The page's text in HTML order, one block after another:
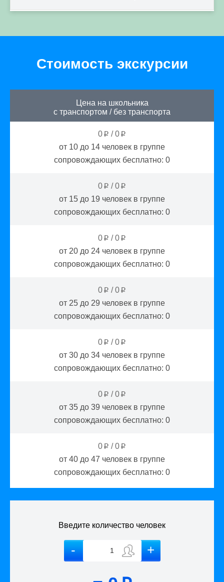
Стоимость экскурсии
Цена на школьника
с транспортом / без транспорта
0 p /0 p
от 10 до 14 человек в группе
сопровождающих бесплатно: 0
0 p /0 p
от 15 до 19 человек в группе
сопровождающих бесплатно: 0
0 p /0 p
от 20 до 24 человек в группе
сопровождающих бесплатно: 0
0 p /0 p
от 25 до 29 человек в группе
сопровождающих бесплатно: 0
0 p /0 p
от 30 до 34 человек в группе
сопровождающих бесплатно: 0
0 p /0 p
от 35 до 39 человек в группе
сопровождающих бесплатно: 0
0 p /0 p
от 40 до 47 человек в группе
сопровождающих бесплатно: 0
Введите количество человек